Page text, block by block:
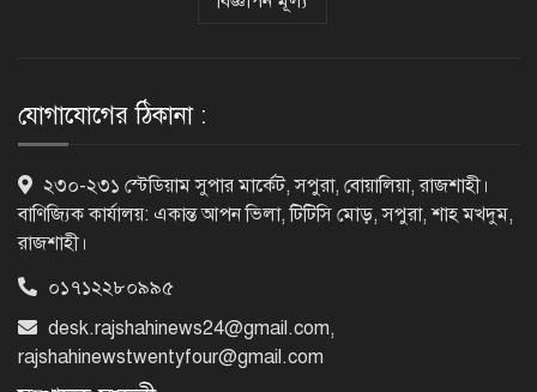
ফিরে দেখা ৫ আগস্ট গণউল্লাসে বদলে যায়
থমথমে রাজধানী
অনিয়মের অভিযোগ
যোগাযোগের ঠিকানা :
২৩০-২৩১ স্টেডিয়াম সুপার মার্কেট, সপুরা, বোয়ালিয়া, রাজশাহী।
বাণিজ্যিক কার্যালয়: একান্ত আপন ভিলা, টিটিসি মোড়, সপুরা, শাহ মখদুম,
রাজশাহী।
০১৭১২২৮০৯৯৫
desk.rajshahinews24@gmail.com,
rajshahinewstwentyfour@gmail.com